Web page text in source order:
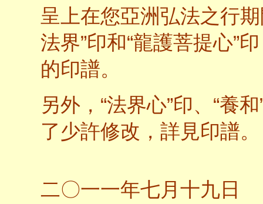
呈上在您亞洲弘法之行
法界”印和“龍護菩提心”印
的印譜。
另外，“法界心”印、“養
了少許修改，詳見印譜。
二〇一一年七月十九日